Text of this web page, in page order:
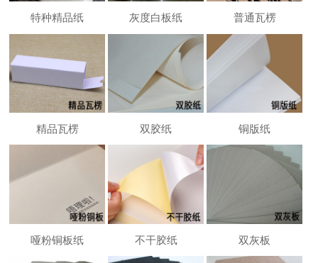
特种精品纸 灰度白板纸 普通瓦楞
精品瓦楞 双胶纸 铜版纸
哑粉铜板纸 不干胶纸 双灰板